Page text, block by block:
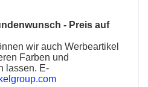
- Preis auf
wir auch Werbeartikel
Farben und
lassen. E-